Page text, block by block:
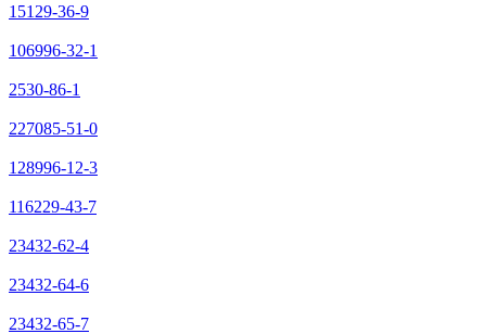
15129-36-9
106996-32-1
2530-86-1
227085-51-0
128996-12-3
116229-43-7
23432-62-4
23432-64-6
23432-65-7